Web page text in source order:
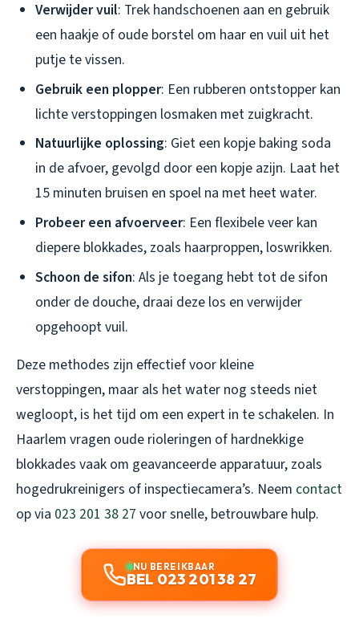
Verwijder vuil: Trek handschoenen aan en gebruik
een haakje of oude borstel om haar en vuil uit het
putje te vissen.
Gebruik een plopper: Een rubberen ontstopper kan
lichte verstoppingen losmaken met zuigkracht.
Natuurlijke oplossing: Giet een kopje baking soda
in de afvoer, gevolgd door een kopje azijn. Laat het
15 minuten bruisen en spoel na met heet water.
Probeer een afvoerveer: Een flexibele veer kan
diepere blokkades, zoals haarproppen, loswrikken.
Schoon de sifon: Als je toegang hebt tot de sifon
onder de douche, draai deze los en verwijder
opgehoopt vuil.
Deze methodes zijn effectief voor kleine
verstoppingen, maar als het water nog steeds niet
wegloopt, is het tijd om een expert in te schakelen. In
Haarlem vragen oude rioleringen of hardnekkige
blokkades vaak om geavanceerde apparatuur, zoals
hogedrukreinigers of inspectiecamera’s. Neem contact
op via 023 201 38 27 voor snelle, betrouwbare hulp.
NU BEREIKBAAR
BEL 023 201 38 27